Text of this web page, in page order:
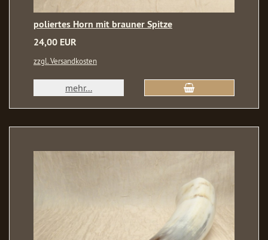
poliertes Horn mit brauner Spitze
24,00 EUR
zzgl. Versandkosten
mehr...